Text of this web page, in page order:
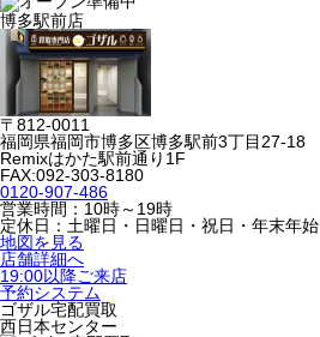
博多駅前店
〒812-0011
福岡県福岡市博多区博多駅前3丁目27-18
Remixはかた駅前通り1F
FAX:092-303-8180
0120-907-486
営業時間：10時～19時
定休日：土曜日・日曜日・祝日・年末年始
地図を見る
店舗詳細へ
19:00以降ご来店
予約システム
ゴザル宅配買取
西日本センター